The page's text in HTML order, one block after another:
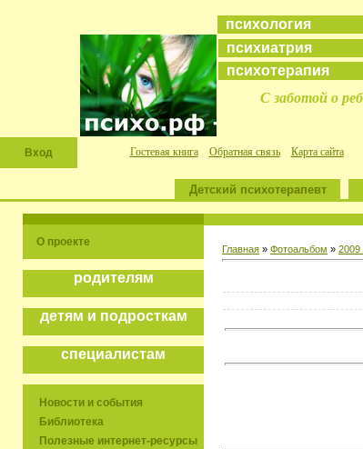
психология
психиатрия
психотерапия
С заботой о
Вход Гостевая книга Обратная связь Карта сайта
Детский психотерапевт
О проекте
родителям
детям и подросткам
специалистам
Новости и события
Библиотека
Полезные интернет-ресурсы
Главная » Фотоальбом » 2009